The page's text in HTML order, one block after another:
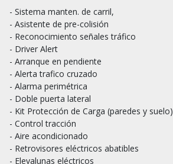
- Sistema manten. de carril,
- Asistente de pre-colisión
- Reconocimiento señales tráfico
- Driver Alert
- Arranque en pendiente
- Alerta trafico cruzado
- Alarma perimétrica
- Doble puerta lateral
- Kit Protección de Carga (paredes y suelo)
- Control tracción
- Aire acondicionado
- Retrovisores eléctricos abatibles
- Elevalunas eléctricos